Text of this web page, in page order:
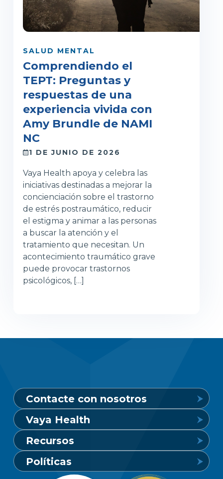
SALUD MENTAL
Comprendiendo el
TEPT: Preguntas y
respuestas de una
experiencia vivida con
Amy Brundle de NAMI
NC
1 DE JUNIO DE 2026
Vaya Health apoya y celebra las
iniciativas destinadas a mejorar la
concienciación sobre el trastorno
de estrés postraumático, reducir
el estigma y animar a las personas
a buscar la atención y el
tratamiento que necesitan. Un
acontecimiento traumático grave
puede provocar trastornos
psicológicos, […]
Contacte con nosotros
Línea de crisis de salud mental
24 horas al día, 7 días a la semana
1-800-849-6127
Vaya Health
Conozca Vaya
Carreras profesionales
Recursos
Buscar un proveedor
Políticas